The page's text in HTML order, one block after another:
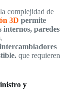
complejidad de
3D permite
internos, paredes
.
que requieren
y